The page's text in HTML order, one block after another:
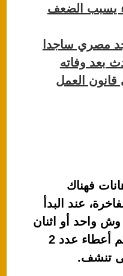
يسبب الضعف
مصري ساجدا
بعد وفاته
العمل
فهناك
عند البدأ
واحد أو اثنان
حسب حالة الشقة ، ثم يتم أعطاء عدد 2
تنشف.